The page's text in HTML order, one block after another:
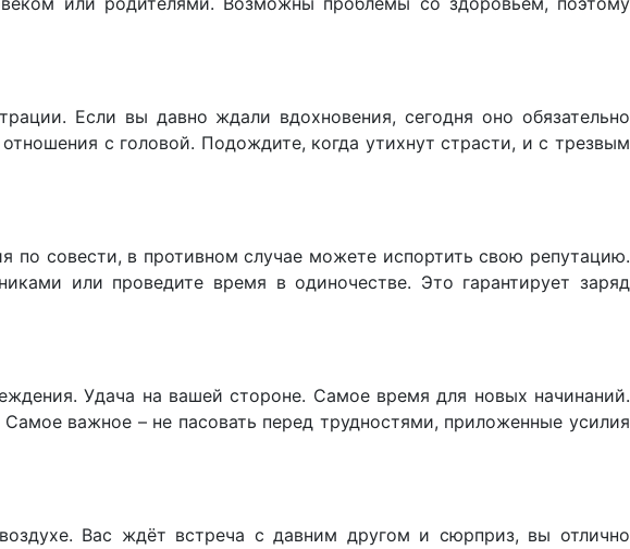
Если вы давно ждали вдохновения, сегодня оно обязательно
с головой. Подождите, когда утихнут страсти, и с трезвым
по совести, в противном случае можете испортить свою репутацию.
или проведите время в одиночестве. Это гарантирует заряд
Удача на вашей стороне. Самое время для новых начинаний.
важное – не пасовать перед трудностями, приложенные усилия
Вас ждёт встреча с давним другом и сюрприз, вы отлично